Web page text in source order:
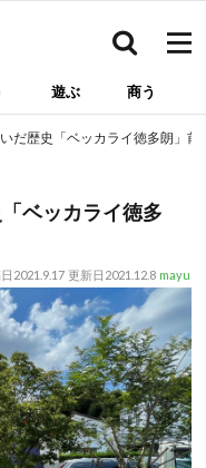
遊ぶ 商う
だ歴史「ベッカライ徳多朗」前
ベッカライ徳多
2021.9.17 更新日 2021.12.8 mayu